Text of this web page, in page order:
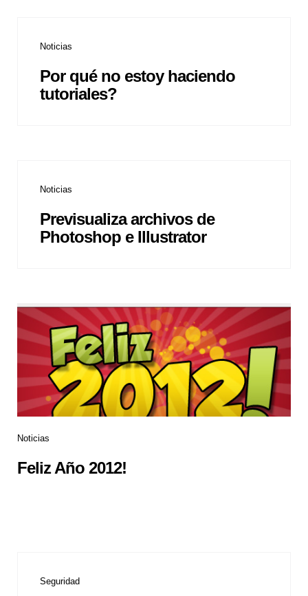
Noticias
Por qué no estoy haciendo
tutoriales?
Noticias
Previsualiza archivos de
Photoshop e Illustrator
Noticias
Feliz Año 2012!
Seguridad